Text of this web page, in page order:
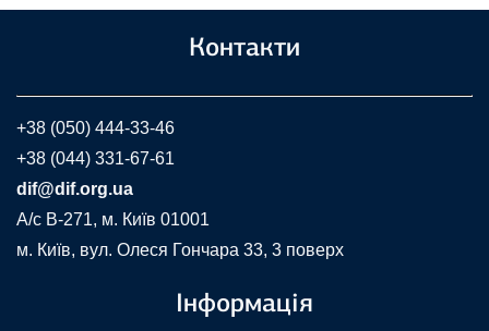
Контакти
+38 (050) 444-33-46
+38 (044) 331-67-61
dif@dif.org.ua
A/c В-271, м. Київ 01001
м. Київ, вул. Олеся Гончара 33, 3 поверх
Інформація